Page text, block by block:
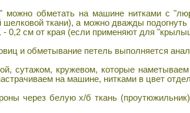
можно обметать на машине нитками с
ткани), а можно дважды подогнуть
- 0,2 см от края (если применяют для
и обметывание петель выполняется
сутажом, кружевом, которые
на машине, нитками в цвет
через белую х/б ткань